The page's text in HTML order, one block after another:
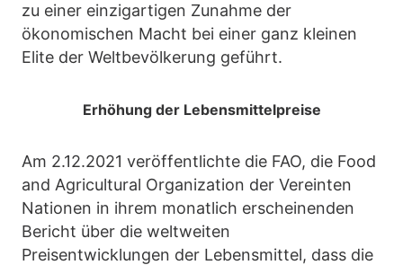
zu einer einzigartigen Zunahme der
ökonomischen Macht bei einer ganz kleinen
Elite der Weltbevölkerung geführt.
Erhöhung der Lebensmittelpreise
Am 2.12.2021 veröffentlichte die FAO, die Food
and Agricultural Organization der Vereinten
Nationen in ihrem monatlich erscheinenden
Bericht über die weltweiten
Preisentwicklungen der Lebensmittel, dass die